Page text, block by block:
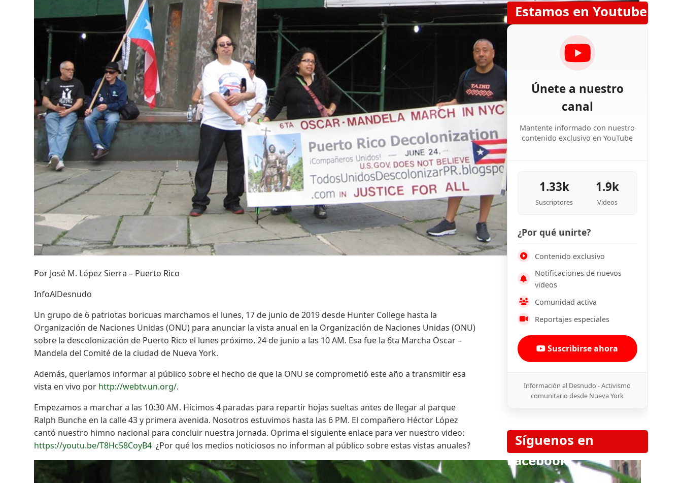
Por José M. López Sierra – Puerto Rico
InfoAlDesnudo
Un grupo de 6 patriotas boricuas marchamos el lunes, 17 de junio de 2019 desde Hunter College hasta la
Organización de Naciones Unidas (ONU) para anunciar la vista anual en la Organización de Naciones Unidas (ONU)
sobre la descolonización de Puerto Rico el lunes próximo, 24 de junio a las 10 AM. Esa fue la 6ta Marcha Oscar –
Mandela del Comité de la ciudad de Nueva York.
Además, queríamos informar al público sobre el hecho de que la ONU se comprometió este año a transmitir esa
vista en vivo por http://webtv.un.org/.
Empezamos a marchar a las 10:30 AM. Hicimos 4 paradas para repartir hojas sueltas antes de llegar al parque
Ralph Bunche en la calle 43 y primera avenida. Nosotros estuvimos hasta las 6 PM. El compañero Héctor López
cantó nuestro himno nacional para concluir nuestra jornada. Oprima el siguiente enlace para ver nuestro video:
https://youtu.be/T8Hc58CoyB4 ¿Por qué los medios noticiosos no informan al público sobre estas vistas anuales?
Estamos en Youtube
Únete a nuestro
canal
Mantente informado con nuestro
contenido exclusivo en YouTube
1.33k
Suscriptores
1.9k
Videos
¿Por qué unirte?
Contenido exclusivo
Notificaciones de nuevos
videos
Comunidad activa
Reportajes especiales
Suscribirse ahora
Información al Desnudo - Activismo
comunitario desde Nueva York
Síguenos en
Facebook